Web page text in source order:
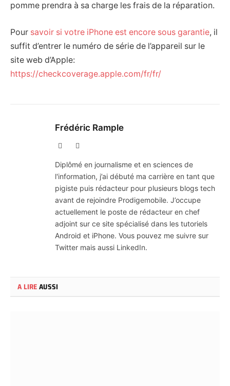
pomme prendra à sa charge les frais de la réparation.
Pour savoir si votre iPhone est encore sous garantie, il
suffit d’entrer le numéro de série de l’appareil sur le
site web d’Apple:
https://checkcoverage.apple.com/fr/fr/
Frédéric Rample
Diplômé en journalisme et en sciences de
l'information, j’ai débuté ma carrière en tant que
pigiste puis rédacteur pour plusieurs blogs tech
avant de rejoindre Prodigemobile. J’occupe
actuellement le poste de rédacteur en chef
adjoint sur ce site spécialisé dans les tutoriels
Android et iPhone. Vous pouvez me suivre sur
Twitter mais aussi LinkedIn.
A LIREAUSSI